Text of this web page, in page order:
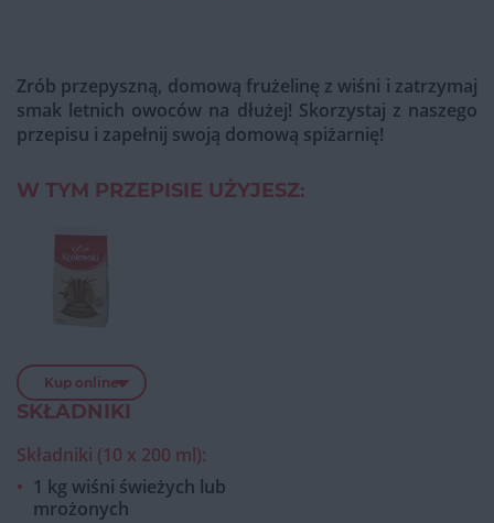
Zrób przepyszną, domową frużelinę z wiśni i zatrzymaj
smak letnich owoców na dłużej! Skorzystaj z naszego
przepisu i zapełnij swoją domową spiżarnię!
W TYM PRZEPISIE UŻYJESZ:
Kup online
SKŁADNIKI
Składniki (10 x 200 ml):
1 kg wiśni świeżych lub
mrożonych